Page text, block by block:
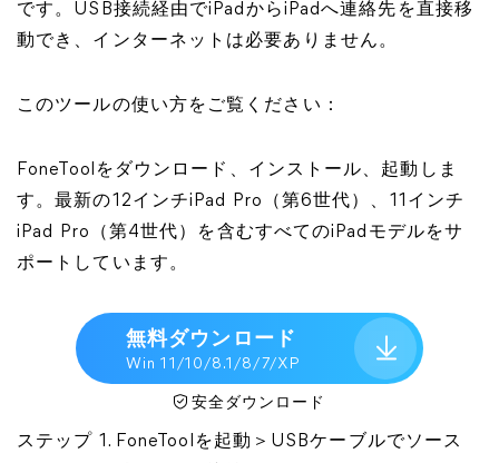
です。USB接続経由でiPadからiPadへ連絡先を直接移
動でき、インターネットは必要ありません。
このツールの使い方をご覧ください：
FoneToolをダウンロード、インストール、起動しま
す。最新の12インチiPad Pro（第6世代）、11インチ
iPad Pro（第4世代）を含むすべてのiPadモデルをサ
ポートしています。
無料ダウンロード
Win 11/10/8.1/8/7/XP
安全ダウンロード
ステップ 1. FoneToolを起動＞USBケーブルでソース